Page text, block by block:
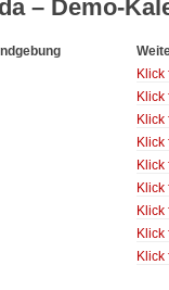
– Demo-
Klick
Klick
Klick
Klick
Klick
Klick
Klick
Klick
Klick